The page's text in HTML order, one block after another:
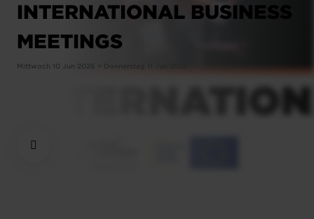
INTERNATIONAL BUSINESS
MEETINGS
Mittwoch 10 Jun 2026 > Donnerstag 11 Jun 2026